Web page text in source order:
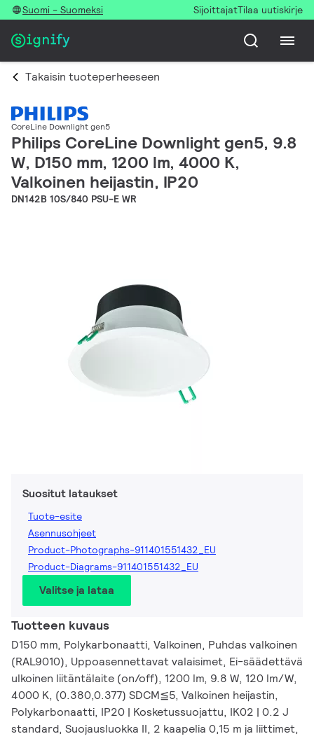
Suomi - Suomeksi SijoittajatTilaa uutiskirje
Takaisin tuoteperheeseen
CoreLine Downlight gen5
Philips CoreLine Downlight gen5, 9.8
W, D150 mm, 1200 lm, 4000 K,
Valkoinen heijastin, IP20
DN142B 10S/840 PSU-E WR
Suositut lataukset
Tuote-esite
Asennusohjeet
Product-Photographs-911401551432_EU
Product-Diagrams-911401551432_EU
Valitse ja lataa
Tuotteen kuvaus
D150 mm, Polykarbonaatti, Valkoinen, Puhdas valkoinen
(RAL9010), Uppoasennettavat valaisimet, Ei-säädettävä
ulkoinen liitäntälaite (on/off), 1200 lm, 9.8 W, 120 lm/W,
4000 K, (0.380,0.377) SDCM≦5, Valkoinen heijastin,
Polykarbonaatti, IP20 | Kosketussuojattu, IK02 | 0.2 J
standard, Suojausluokka II, 2 kaapelia 0,15 m ja liittimet,